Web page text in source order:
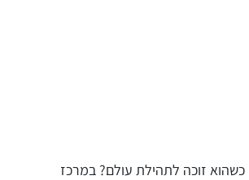
זוכה לתהילת עולם? במרכז